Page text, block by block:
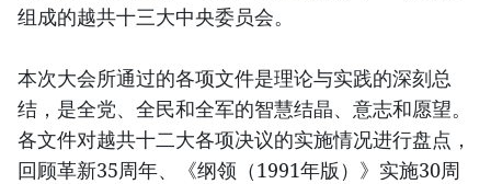
组成的越共十三大中央委员会。
本次大会所通过的各项文件是理论与实践的深刻总
结，是全党、全民和全军的智慧结晶、意志和愿望。
各文件对越共十二大各项决议的实施情况进行盘点，
回顾革新35周年、《纲领（1991年版）》实施30周